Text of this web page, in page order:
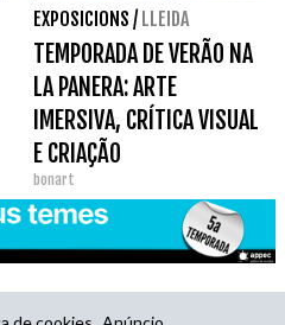
EXPOSICIONS / LLEIDA
TEMPORADA DE VERÃO NA
LA PANERA: ARTE
IMERSIVA, CRÍTICA VISUAL
E CRIAÇÃO
COMPARTILHADA
bonart